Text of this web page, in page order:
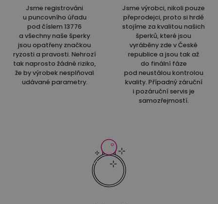
Jsme registrováni
u puncovního úřadu
pod číslem 13776
a všechny naše šperky
jsou opatřeny značkou
ryzosti a pravosti. Nehrozí
tak naprosto žádné riziko,
že by výrobek nesplňoval
udávané parametry.
Jsme výrobci, nikoli pouze
přeprodejci, proto si hrdě
stojíme za kvalitou našich
šperků, které jsou
vyráběny zde v České
republice a jsou tak až
do finální fáze
pod neustálou kontrolou
kvality. Případný záruční
i pozáruční servis je
samozřejmostí.